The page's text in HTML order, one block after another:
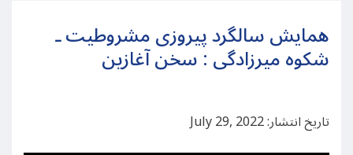
همایش سالگرد پیروزی مشروطیت ـ
شکوه میرزادگی : سخن آغازین
تاریخ انتشار: July 29, 2022